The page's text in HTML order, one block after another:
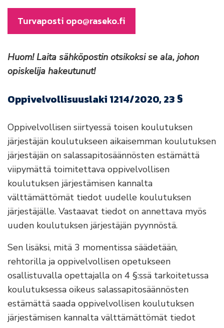
Turvaposti opo@raseko.fi
Huom! Laita sähköpostin otsikoksi se ala, johon
opiskelija hakeutunut!
Oppivelvollisuuslaki 1214/2020, 23 §
Oppivelvollisen siirtyessä toisen koulutuksen
järjestäjän koulutukseen aikaisemman koulutuksen
järjestäjän on salassapitosäännösten estämättä
viipymättä toimitettava oppivelvollisen
koulutuksen järjestämisen kannalta
välttämättömät tiedot uudelle koulutuksen
järjestäjälle. Vastaavat tiedot on annettava myös
uuden koulutuksen järjestäjän pyynnöstä.
Sen lisäksi, mitä 3 momentissa säädetään,
rehtorilla ja oppivelvollisen opetukseen
osallistuvalla opettajalla on 4 §:ssä tarkoitetussa
koulutuksessa oikeus salassapitosäännösten
estämättä saada oppivelvollisen koulutuksen
järjestämisen kannalta välttämättömät tiedot